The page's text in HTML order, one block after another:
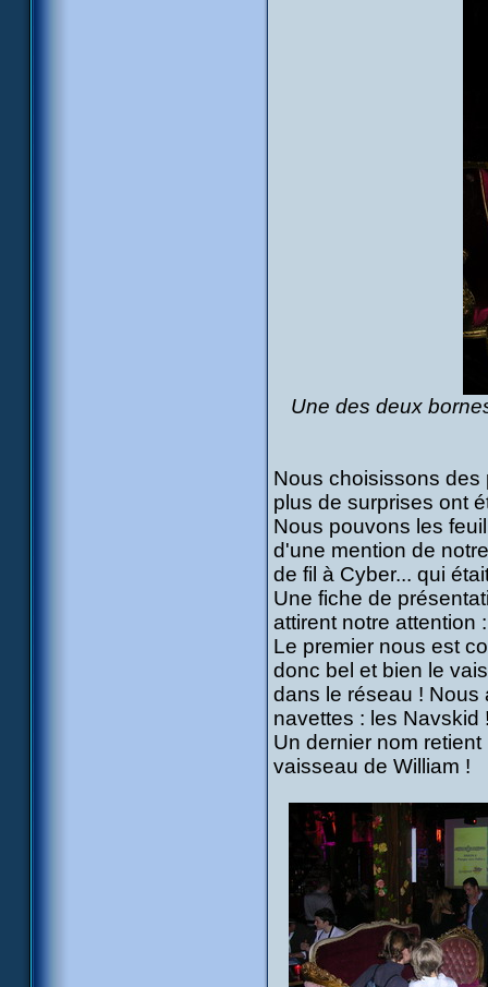
Une des deux
Nous choisissons des
plus de surprises ont
Nous pouvons les
d'une mention de
de fil à Cyber... qui
Une fiche de
attirent notre attention
Le premier nous est
donc bel et bien le
dans le réseau ! Nous
navettes : les Navskid
Un dernier nom
vaisseau de William !